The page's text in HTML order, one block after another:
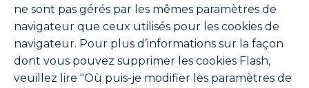
ne sont pas gérés par les mêmes paramètres de
navigateur que ceux utilisés pour les cookies de
navigateur. Pour plus d’informations sur la façon
dont vous pouvez supprimer les cookies Flash,
veuillez lire "Où puis-je modifier les paramètres de